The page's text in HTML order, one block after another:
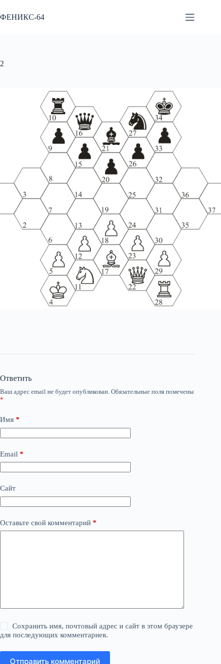
к
сути
ФЕНИКС-64
2
Ответить
Ваш адрес email не будет опубликован. Обязательные поля помечены
*
Имя *
Email *
Сайт
Оставьте свой комментарий *
Сохранить имя, почтовый адрес и сайт в этом браузере
для последующих комментариев.
Отправить комментарий